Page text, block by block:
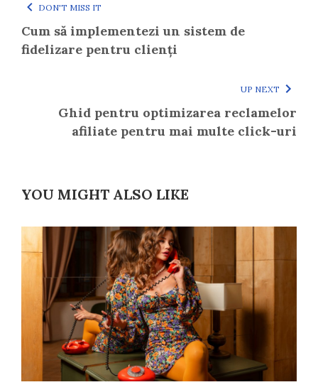
DON'T MISS IT
Cum să implementezi un sistem de
fidelizare pentru clienți
UP NEXT
Ghid pentru optimizarea reclamelor
afiliate pentru mai multe click-uri
YOU MIGHT ALSO LIKE